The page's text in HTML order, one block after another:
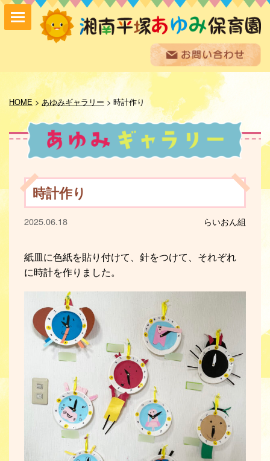
HOME> あゆみギャラリー> 時計作り
時計作り
2025.06.18 らいおん組
紙皿に色紙を貼り付けて、針をつけて、それぞれ
に時計を作りました。
保育方針
園の紹介
保育内容
入園案内
採用情報
お問い合わせ
お知らせ
あゆみ便り
給食室だより
あゆみギャラリー
サイトマップ